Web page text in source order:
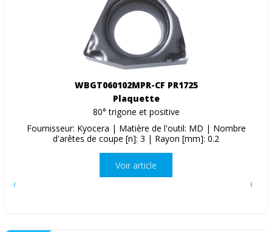
WBGT060102MPR-CF PR1725
Plaquette
80° trigone et positive
Fournisseur: Kyocera | Matière de l'outil: MD | Nombre
d'arêtes de coupe [n]: 3 | Rayon [mm]: 0.2
Voir article